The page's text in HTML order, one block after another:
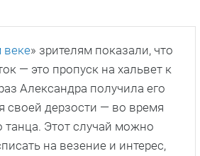
веке» зрителям показали, что
— это пропуск на хальвет к
Александра получила его
своей дерзости — во время
танца. Этот случай можно
на везение и интерес,